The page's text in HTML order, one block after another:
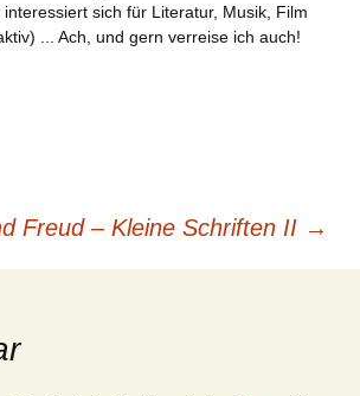
sich für Literatur, Musik, Film
... Ach, und gern verreise ich auch!
Freud – Kleine Schriften II →